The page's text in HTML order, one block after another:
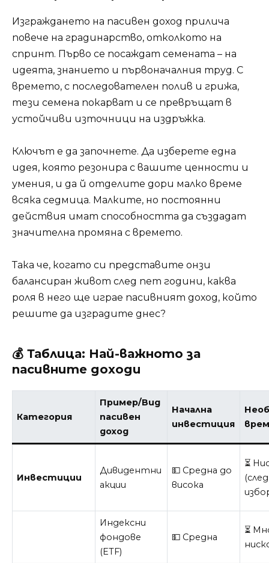
Изграждането на пасивен доход прилича
повече на градинарство, отколкото на
спринт. Първо се посаждат семената – на
идеята, знанието и първоначалния труд. С
времето, с последователен полив и грижа,
тези семена покарват и се превръщат в
устойчиви източници на издръжка.
Ключът е да започнете. Да изберете една
идея, която резонира с вашите ценности и
умения, и да й отделите дори малко време
всяка седмица. Малките, но постоянни
действия имат способността да създадат
значителна промяна с времето.
Така че, когато си представите онзи
балансиран живот след пет години, каква
роля в него ще играе пасивният доход, който
решите да изградите днес?
💰 Таблица: Най-важното за
пасивните доходи
Категория
Пример/Вид
пасивен
доход
Начална
инвестиция
Инвестиции
Дивидентни
акции
💵 Средна до
висока
⏳
(след
Индексни
фондове
(ETF)
💵 Средна
⏳